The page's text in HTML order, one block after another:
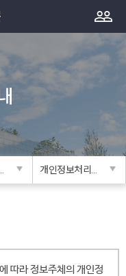
따라 정보주체의 개인정